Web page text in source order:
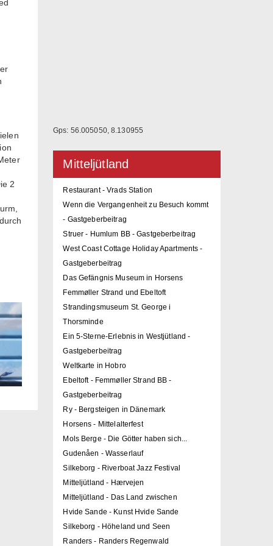
2
Gps: 56.005050, 8.130955
Mitteljütland
Restaurant - Vrads Station
Wenn die Vergangenheit zu Besuch kommt
- Gastgeberbeitrag
Struer - Humlum BB - Gastgeberbeitrag
West Coast Cottage Holiday Apartments -
Gastgeberbeitrag
Das Gefängnis Museum in Horsens
Femmøller Strand und Ebeltoft
Strandingsmuseum St. George i
Thorsminde
Ein 5-Sterne-Erlebnis in Westjütland -
Gastgeberbeitrag
Weltkarte in Hobro
Ebeltoft - Femmøller Strand BB -
Gastgeberbeitrag
Ry - Bergsteigen in Dänemark
Horsens - Mittelalterfest
Mols Berge - Die Götter haben sich...
Gudenåen - Wasserlauf
Silkeborg - Riverboat Jazz Festival
Mitteljütland - Hærvejen
Mitteljütland - Das Land zwischen
Hvide Sande - Kunst Hvide Sande
Silkeborg - Höheland und Seen
Randers - Randers Regenwald